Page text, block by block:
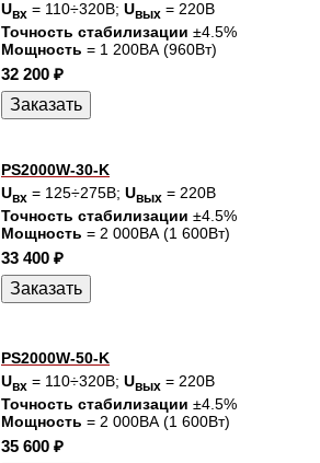
Uвх = 110÷320В; Uвых = 220В
Точность стабилизации ±4.5%
Мощность = 1 200ВА (960Вт)
32 200 ₽
PS2000W-30-K
Uвх = 125÷275В; Uвых = 220В
Точность стабилизации ±4.5%
Мощность = 2 000ВА (1 600Вт)
33 400 ₽
PS2000W-50-K
Uвх = 110÷320В; Uвых = 220В
Точность стабилизации ±4.5%
Мощность = 2 000ВА (1 600Вт)
35 600 ₽